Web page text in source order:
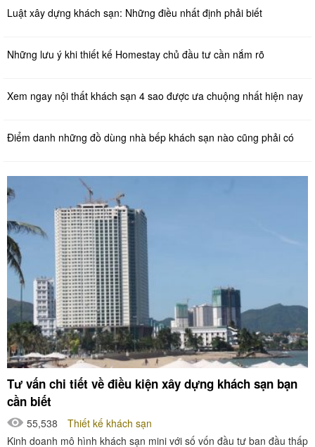
Luật xây dựng khách sạn: Những điều nhất định phải biết
Những lưu ý khi thiết kế Homestay chủ đầu tư cần nắm rõ
Xem ngay nội thất khách sạn 4 sao được ưa chuộng nhất hiện nay
Điểm danh những đồ dùng nhà bếp khách sạn nào cũng phải có
Tư vấn chi tiết về điều kiện xây dựng khách sạn bạn
cần biết
55,538
Thiết kế khách sạn
Kinh doanh mô hình khách sạn mini với số vốn đầu tư ban đầu thấp